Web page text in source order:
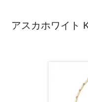
アスカホワイト